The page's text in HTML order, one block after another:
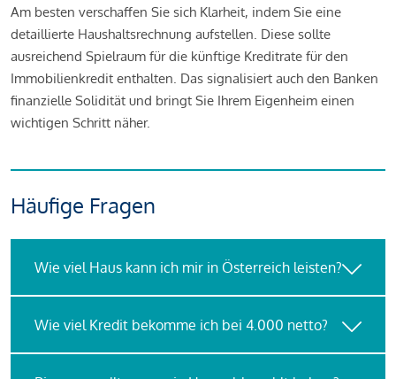
Am besten verschaffen Sie sich Klarheit, indem Sie eine
detaillierte Haushaltsrechnung aufstellen. Diese sollte
ausreichend Spielraum für die künftige Kreditrate für den
Immobilienkredit enthalten. Das signalisiert auch den Banken
finanzielle Solidität und bringt Sie Ihrem Eigenheim einen
wichtigen Schritt näher.
Häufige Fragen
Wie viel Haus kann ich mir in Österreich leisten?
Wie viel Kredit bekomme ich bei 4.000 netto?